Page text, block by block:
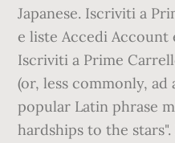
Japanese. Iscriviti a
e liste Accedi Account
Iscriviti a Prime
(or, less commonly, ad
popular Latin phrase
hardships to the